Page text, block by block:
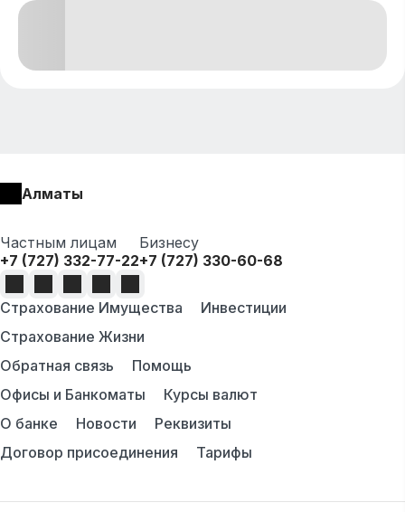
Алматы
Частным лицам
+7 (727) 332-77-22
Бизнесу
+7 (727) 330-60-68
Страхование Имущества
Инвестиции
Страхование Жизни
Обратная связь
Помощь
Офисы и Банкоматы
Курсы валют
О банке
Новости
Реквизиты
Договор присоединения
Тарифы